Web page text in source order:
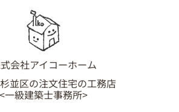
03-3334-0334
会社アイコーホーム
並区の注文住宅の工務店
<一級建築士事務所>